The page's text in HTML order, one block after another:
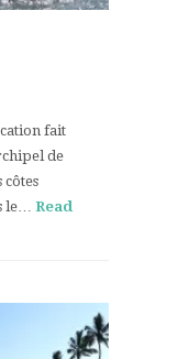
fait
de
côtes
le… Read